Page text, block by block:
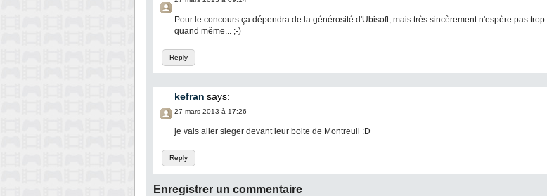
Reply
Pour le concours ça dépendra de la générosité d'Ubisoft, mais très sincèrement n'espère pas trop
quand même... ;-)
kefran says:
27 mars 2013 à 17:26
Reply
je vais aller sieger devant leur boite de Montreuil :D
Enregistrer un commentaire